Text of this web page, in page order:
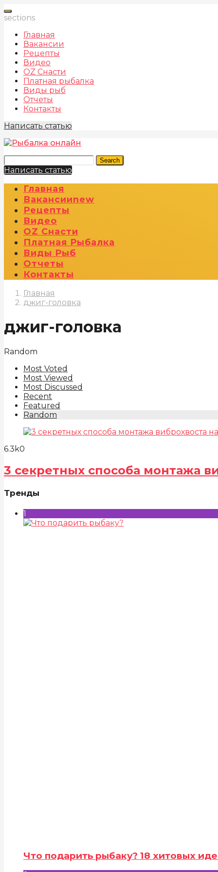
sections
Главная
Вакансии
Рецепты
Видео
OZ Снасти
Платная рыбалка
Виды рыб
Отчеты
Контакты
Написать статью
Search
Написать статью
Главная
ВакансииNew
Рецепты
Видео
OZ Снасти
Платная Рыбалка
Виды Рыб
Отчеты
Контакты
Главная
джиг-головка
джиг-головка
Random
Most Voted
Most Viewed
Most Discussed
Recent
Featured
Random
6.3k0
3 секретных способа монтажа
Тренды
1
Что подарить рыбаку? 18 хитовых